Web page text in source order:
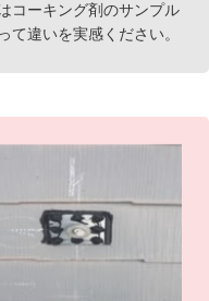
コーキング剤のサンプル
て違いを実感ください。